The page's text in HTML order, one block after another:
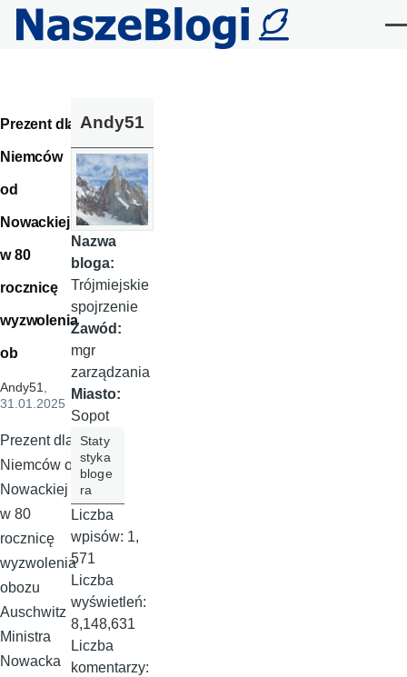
Przejdź do treści
Prezent dla
Niemców
od
Nowackiej
w 80
rocznicę
wyzwolenia
ob
Andy51,
31.01.2025
Prezent dla
Niemców od
Nowackiej
w 80
rocznicę
wyzwolenia
obozu
Auschwitz
Ministra
Nowacka
Andy51
Nazwa
bloga:
Trójmiejskie
spojrzenie
Zawód:
mgr
zarządzania
Miasto:
Sopot
Staty
styka
bloge
ra
Liczba
wpisów: 1,
571
Liczba
wyświetleń:
8,148,631
Liczba
komentarzy: